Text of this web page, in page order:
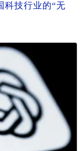
科技行业的“无